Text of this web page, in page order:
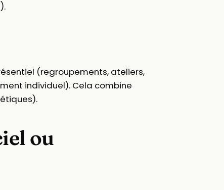
(regroupements, ateliers,
individuel). Cela combine
ou